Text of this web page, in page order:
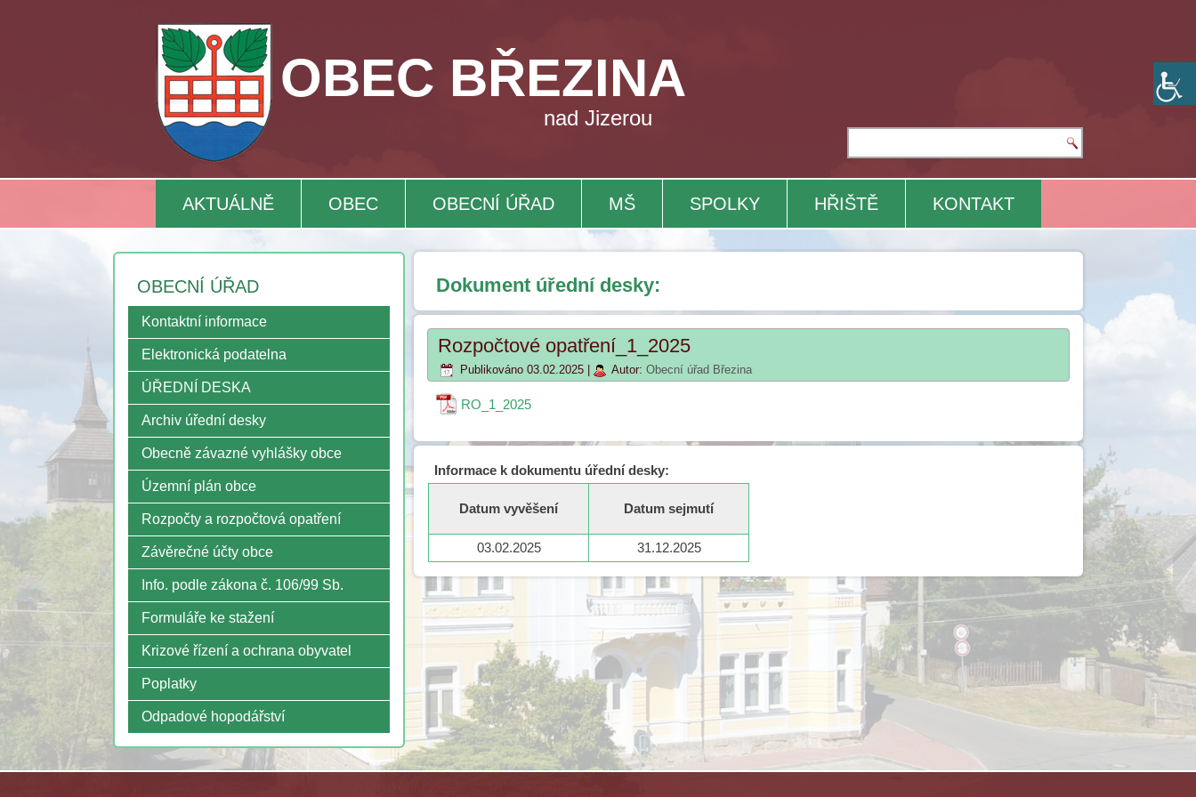
OBEC BŘEZINA
nad Jizerou
AKTUÁLNĚ OBEC OBECNÍ ÚŘAD MŠ SPOLKY HŘIŠTĚ KONTAKT
OBECNÍ ÚŘAD
Kontaktní informace
Elektronická podatelna
ÚŘEDNÍ DESKA
Archiv úřední desky
Obecně závazné vyhlášky obce
Územní plán obce
Rozpočty a rozpočtová opatření
Závěrečné účty obce
Info. podle zákona č. 106/99 Sb.
Formuláře ke stažení
Krizové řízení a ochrana obyvatel
Poplatky
Odpadové hopodářství
Dokument úřední desky:
Rozpočtové opatření_1_2025
Publikováno 03.02.2025 Autor: Obecní úřad Březina
RO_1_2025
Informace k dokumentu úřední desky:
Datum vyvěšení Datum sejmutí
03.02.2025 31.12.2025